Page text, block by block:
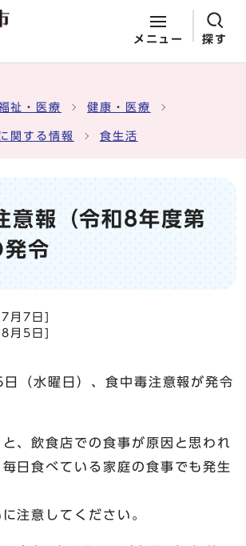
メニュー 探す
祉・医療 健康・医療
関する情報 食生活
意報（令和8年度第
令
月7日
月5日
（水曜日）、食中毒注意報が発令
、飲食店での食事が原因と思われ
日食べている家庭の食事でも発生
注意してください。